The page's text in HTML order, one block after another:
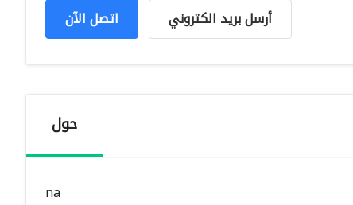
اتصل الآن أرسل بريد الكتروني
حول
na